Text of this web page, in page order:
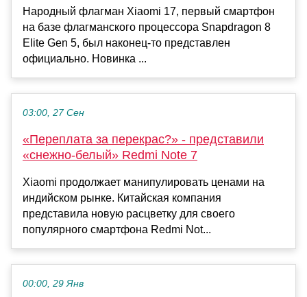
Народный флагман Xiaomi 17, первый смартфон
на базе флагманского процессора Snapdragon 8
Elite Gen 5, был наконец-то представлен
официально. Новинка ...
03:00, 27 Сен
«Переплата за перекрас?» - представили
«снежно-белый» Redmi Note 7
Xiaomi продолжает манипулировать ценами на
индийском рынке. Китайская компания
представила новую расцветку для своего
популярного смартфона Redmi Not...
00:00, 29 Янв